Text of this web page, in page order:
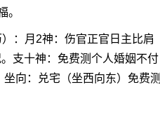
。
：月2神：伤官正官日主比肩
支十神：免费测个人婚姻不付
向：兑宅（坐西向东）免费测